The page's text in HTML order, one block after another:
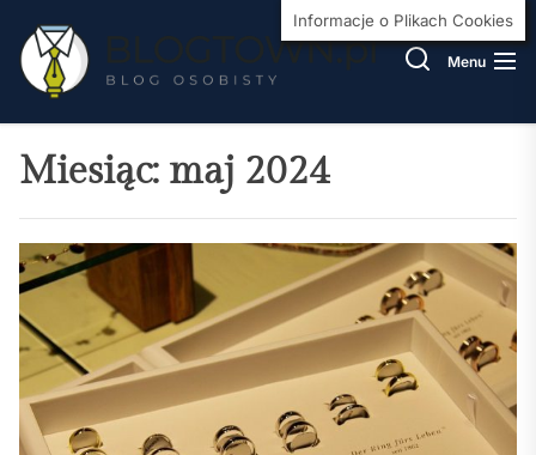
the
content
Menu
Miesiąc: maj 2024
Informacje o Plikach Cookies